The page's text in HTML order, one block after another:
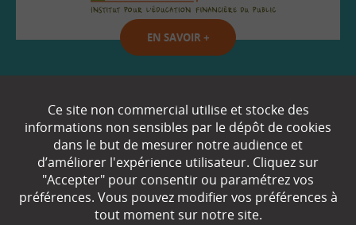
EN SAVOIR +
Partenaires
Espace Presse
Plan du site
Ce site non commercial utilise et stocke des
informations non sensibles par le dépôt de cookies
dans le but de mesurer notre audience et
d’améliorer l'expérience utilisateur. Cliquez sur
"Accepter" pour consentir ou paramétrez vos
préférences. Vous pouvez modifier vos préférences à
tout moment sur notre site.